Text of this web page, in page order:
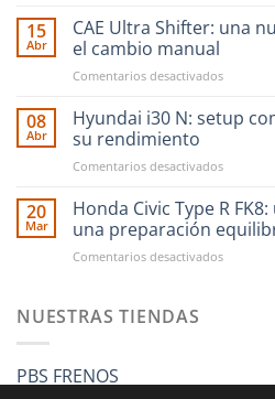
financiar
tus
en
fácil
nunca
15
Abr
CAE Ultra Shifter: una
el cambio manual
Comentarios desactivadosen
Ultra
Shifter:
nueva
de
entender
cambio
08
Abr
Hyundai i30 N: setup
su rendimiento
Comentarios desactivadosen
i30
N:
setup
completo
20
Mar
Honda Civic Type R
una preparación
Comentarios desactivadosen
base
NUESTRAS TIENDAS
PBS FRENOS